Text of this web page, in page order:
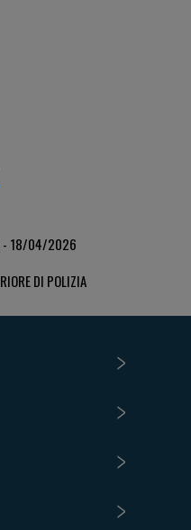
- 18/04/2026
DI POLIZIA